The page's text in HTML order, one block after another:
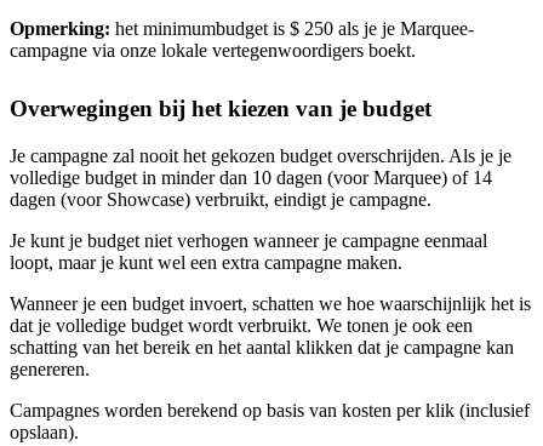
Opmerking: het minimumbudget is $ 250 als je je Marquee-
campagne via onze lokale vertegenwoordigers boekt.
Overwegingen bij het kiezen van je budget
Je campagne zal nooit het gekozen budget overschrijden. Als je je
volledige budget in minder dan 10 dagen (voor Marquee) of 14
dagen (voor Showcase) verbruikt, eindigt je campagne.
Je kunt je budget niet verhogen wanneer je campagne eenmaal
loopt, maar je kunt wel een extra campagne maken.
Wanneer je een budget invoert, schatten we hoe waarschijnlijk het is
dat je volledige budget wordt verbruikt. We tonen je ook een
schatting van het bereik en het aantal klikken dat je campagne kan
genereren.
Campagnes worden berekend op basis van kosten per klik (inclusief
opslaan).